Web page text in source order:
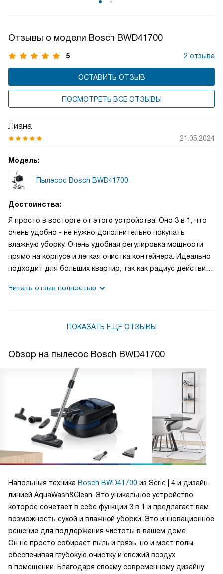
Отзывы о модели Bosch BWD41700
5 2 отзыва
ОСТАВИТЬ ОТЗЫВ
ПОСМОТРЕТЬ ВСЕ ОТЗЫВЫ
Лиана
21.05.2024
Модель:
Пылесос Bosch BWD41700
Достоинства:
Я просто в восторге от этого устройства! Оно 3 в 1, что
очень удобно - не нужно дополнительно покупать
влажную уборку. Очень удобная регулировка мощности
прямо на корпусе и легкая очистка контейнера. Идеально
подходит для больших квартир, так как радиус действия
Читать отзыв полностью
ПОКАЗАТЬ ЕЩЁ ОТЗЫВЫ
Обзор на пылесос Bosch BWD41700
Напольныя техника Bosch BWD41700 из Serie | 4 и дизайн-
линией AquaWash&Clean. Это уникальное устройство,
которое сочетает в себе функции 3 в 1 и предлагает вам
возможность сухой и влажной уборки. Это инновационное
решение для поддержания чистоты в вашем доме.
Он не просто собирает пыль и грязь, но и моет полы,
обеспечивая глубокую очистку и свежий воздух
в помещении. Благодаря своему современному дизайну